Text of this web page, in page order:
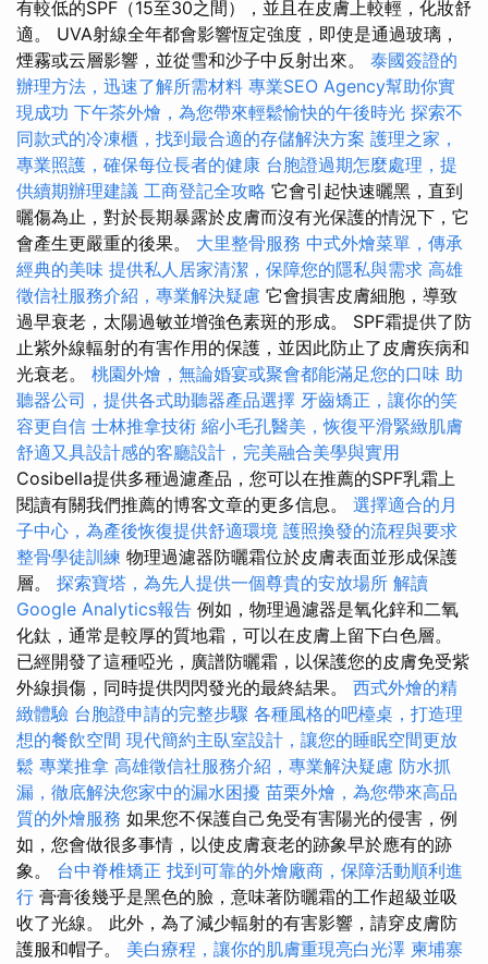
有較低的SPF（15至30之間），並且在皮膚上較輕，化妝舒
適。 UVA射線全年都會影響恆定強度，即使是通過玻璃，
煙霧或云層影響，並從雪和沙子中反射出來。 泰國簽證的
辦理方法，迅速了解所需材料 專業SEO Agency幫助你實
現成功 下午茶外燴，為您帶來輕鬆愉快的午後時光 探索不
同款式的冷凍櫃，找到最合適的存儲解決方案 護理之家，
專業照護，確保每位長者的健康 台胞證過期怎麼處理，提
供續期辦理建議 工商登記全攻略 它會引起快速曬黑，直到
曬傷為止，對於長期暴露於皮膚而沒有光保護的情況下，它
會產生更嚴重的後果。 大里整骨服務 中式外燴菜單，傳承
經典的美味 提供私人居家清潔，保障您的隱私與需求 高雄
徵信社服務介紹，專業解決疑慮 它會損害皮膚細胞，導致
過早衰老，太陽過敏並增強色素斑的形成。 SPF霜提供了防
止紫外線輻射的有害作用的保護，並因此防止了皮膚疾病和
光衰老。 桃園外燴，無論婚宴或聚會都能滿足您的口味 助
聽器公司，提供各式助聽器產品選擇 牙齒矯正，讓你的笑
容更自信 士林推拿技術 縮小毛孔醫美，恢復平滑緊緻肌膚
舒適又具設計感的客廳設計，完美融合美學與實用
Cosibella提供多種過濾產品，您可以在推薦的SPF乳霜上
閱讀有關我們推薦的博客文章的更多信息。 選擇適合的月
子中心，為產後恢復提供舒適環境 護照換發的流程與要求
整骨學徒訓練 物理過濾器防曬霜位於皮膚表面並形成保護
層。 探索寶塔，為先人提供一個尊貴的安放場所 解讀
Google Analytics報告 例如，物理過濾器是氧化鋅和二氧
化鈦，通常是較厚的質地霜，可以在皮膚上留下白色層。
已經開發了這種啞光，廣譜防曬霜，以保護您的皮膚免受紫
外線損傷，同時提供閃閃發光的最終結果。 西式外燴的精
緻體驗 台胞證申請的完整步驟 各種風格的吧檯桌，打造理
想的餐飲空間 現代簡約主臥室設計，讓您的睡眠空間更放
鬆 專業推拿 高雄徵信社服務介紹，專業解決疑慮 防水抓
漏，徹底解決您家中的漏水困擾 苗栗外燴，為您帶來高品
質的外燴服務 如果您不保護自己免受有害陽光的侵害，例
如，您會做很多事情，以使皮膚衰老的跡象早於應有的跡
象。 台中脊椎矯正 找到可靠的外燴廠商，保障活動順利進
行 膏膏後幾乎是黑色的臉，意味著防曬霜的工作超級並吸
收了光線。 此外，為了減少輻射的有害影響，請穿皮膚防
護服和帽子。 美白療程，讓你的肌膚重現亮白光澤 柬埔寨